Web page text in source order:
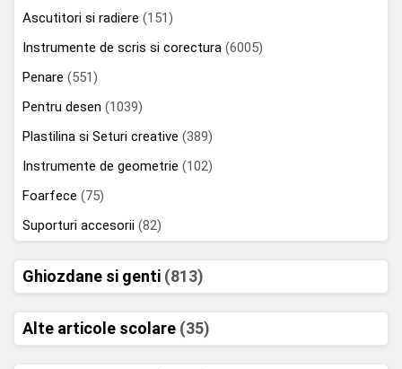
Ascutitori si radiere (151)
Instrumente de scris si corectura (6005)
Penare (551)
Pentru desen (1039)
Plastilina si Seturi creative (389)
Instrumente de geometrie (102)
Foarfece (75)
Suporturi accesorii (82)
Ghiozdane si genti (813)
Alte articole scolare (35)